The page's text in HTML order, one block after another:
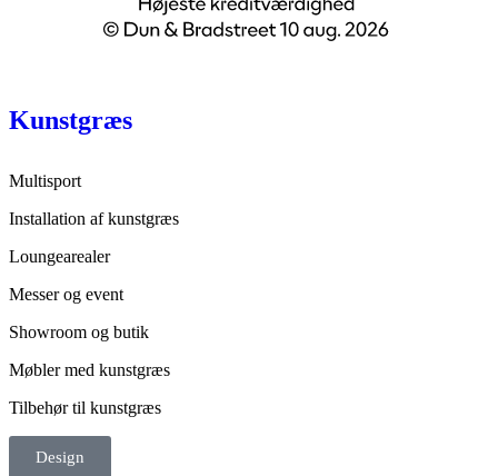
Kunstgræs
Multisport
Installation af kunstgræs
Loungearealer
Messer og event
Showroom og butik
Møbler med kunstgræs
Tilbehør til kunstgræs
Design